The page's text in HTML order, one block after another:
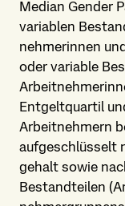
Median Gender
variablen
nehmerinnen
oder variable
Entgeltquartil
Arbeitnehmern
aufgeschlüsselt
gehalt sowie
Bestandteilen